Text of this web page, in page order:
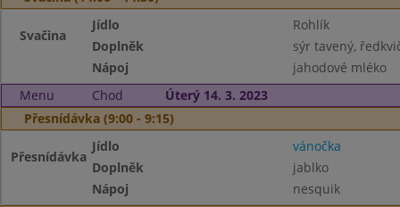
Svačina
Jídlo
Rohlík
Doplněk
sýr tavený,
Nápoj
jahodové mléko
Menu
Chod
Úterý 14. 3. 2023
Přesnídávka (9:00 - 9:15)
Přesnídávka
Jídlo
vánočka
Doplněk
jablko
Nápoj
nesquik